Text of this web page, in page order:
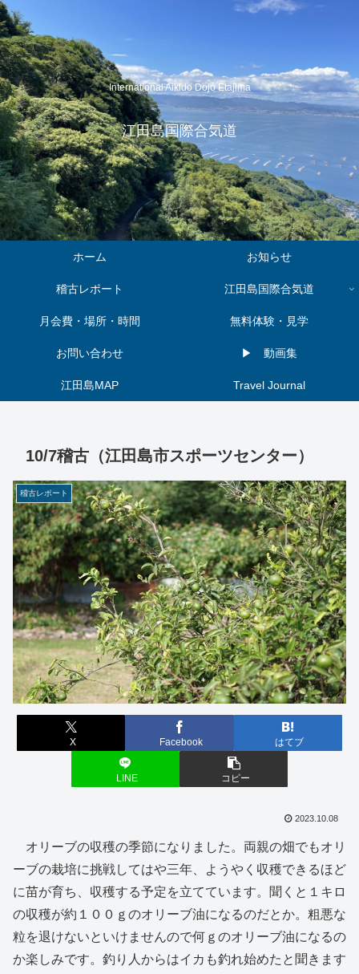
International Aikido Dojo Etajima
江田島国際合気道
ホーム お知らせ
稽古レポート 江田島国際合気道
月会費・場所・時間 無料体験・見学
お問い合わせ ▶︎ 動画集
江田島MAP Travel Journal
10/7稽古（江田島市スポーツセンター）
稽古レポート
X Facebook はてブ
LINE コピー
2023.10.08
オリーブの収穫の季節になりました。両親の畑でもオリ
ーブの栽培に挑戦してはや三年、ようやく収穫できるほど
に苗が育ち、収穫する予定を立てています。聞くと１キロ
の収穫が約１００ｇのオリーブ油になるのだとか。粗悪な
粒を退けないといけませんので何ｇのオリーブ油になるの
か楽しみです。釣り人からはイカも釣れ始めたと聞きます